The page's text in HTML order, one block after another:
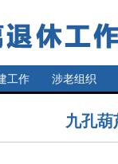
工作 涉老组织
九孔